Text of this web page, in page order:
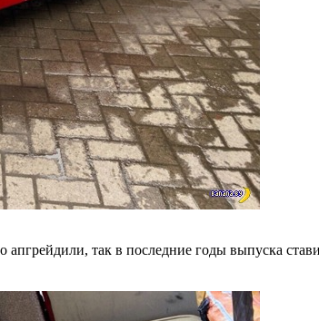
так в последние годы выпуска